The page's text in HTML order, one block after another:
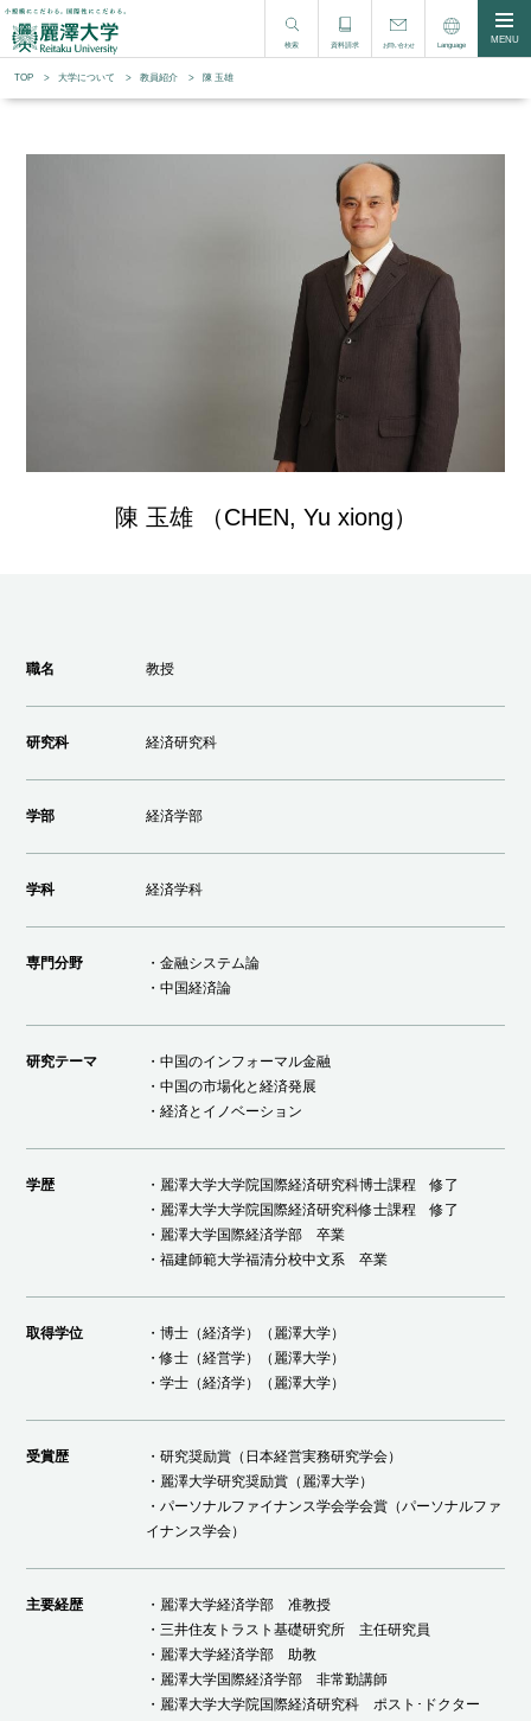
検索 資料請求 お問い合わせ Language MENU
TOP 大学について 教員紹介 陳 玉雄
陳 玉雄 （CHEN, Yu xiong）
職名 教授
研究科 経済研究科
学部 経済学部
学科 経済学科
専門分野
・金融システム論
・中国経済論
研究テーマ
・中国のインフォーマル金融
・中国の市場化と経済発展
・経済とイノベーション
学歴
・麗澤大学大学院国際経済研究科博士課程 修了
・麗澤大学大学院国際経済研究科修士課程 修了
・麗澤大学国際経済学部 卒業
・福建師範大学福清分校中文系 卒業
取得学位
・博士（経済学）（麗澤大学）
・修士（経営学）（麗澤大学）
・学士（経済学）（麗澤大学）
受賞歴
・研究奨励賞（日本経営実務研究学会）
・麗澤大学研究奨励賞（麗澤大学）
・パーソナルファイナンス学会学会賞（パーソナルファ
イナンス学会）
主要経歴
・麗澤大学経済学部 准教授
・三井住友トラスト基礎研究所 主任研究員
・麗澤大学経済学部 助教
・麗澤大学国際経済学部 非常勤講師
・麗澤大学大学院国際経済研究科 ポスト･ドクター